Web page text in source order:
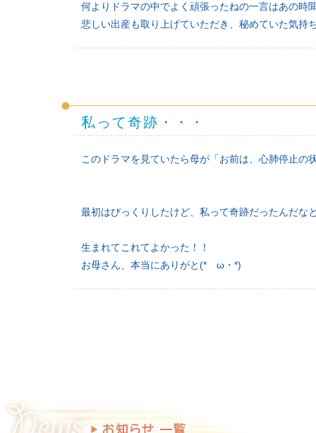
何よりドラマの中でよく頑張ったねの一言はあの時
悲しい出産も取り上げていただき、秘めていた気持
私って奇跡・・・
このドラマを見ていたら母が「お前は、心肺停止
最初はびっくりしたけど、私って奇跡だったんだな
生まれてこれてよかった！！
お母さん、本当にありがと(*ゝω・*)